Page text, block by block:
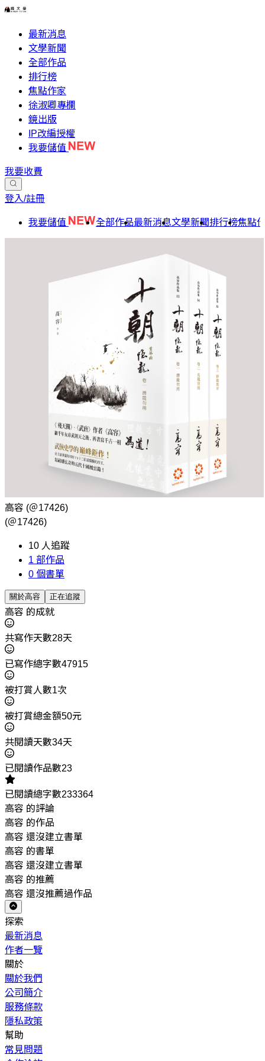
最新消息
文學新聞
全部作品
排行榜
焦點作家
徐淑卿專欄
鏡出版
IP改編授權
我要儲值
我要收費
登入/註冊
我要儲值 全部作品最新消息文學新聞排行榜焦點
高容 (＠17426)
(＠17426)
10 人追蹤
1 部作品
0 個書單
關於高容 正在追蹤
高容 的成就
共寫作天數28天
已寫作總字數47915
被打賞人數1次
被打賞總金額50元
共閱讀天數34天
已閱讀作品數23
已閱讀總字數233364
高容 的評論
高容 的作品
高容 還沒建立書單
高容 的書單
高容 還沒建立書單
高容 的推薦
高容 還沒推薦過作品
探索
最新消息
作者一覽
關於
關於我們
公司簡介
服務條款
隱私政策
幫助
常見問題